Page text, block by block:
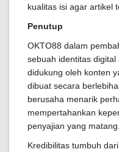
kualitas isi agar artikel
Penutup
OKTO88 dalam
sebuah identitas
didukung oleh konten
dibuat secara
berusaha menarik
mempertahankan
penyajian yang matang.
Kredibilitas tumbuh